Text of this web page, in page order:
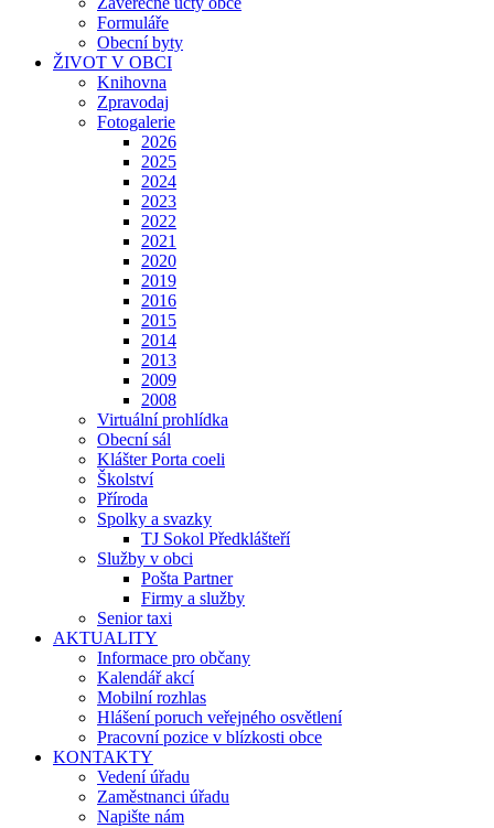
Formuláře
Obecní byty
ŽIVOT V OBCI
Knihovna
Zpravodaj
Fotogalerie
2026
2025
2024
2023
2022
2021
2020
2019
2016
2015
2014
2013
2009
2008
Virtuální prohlídka
Obecní sál
Klášter Porta coeli
Školství
Příroda
Spolky a svazky
TJ Sokol Předklášteří
Služby v obci
Pošta Partner
Firmy a služby
Senior taxi
AKTUALITY
Informace pro občany
Kalendář akcí
Mobilní rozhlas
Hlášení poruch veřejného osvětlení
Pracovní pozice v blízkosti obce
KONTAKTY
Vedení úřadu
Zaměstnanci úřadu
Napište nám